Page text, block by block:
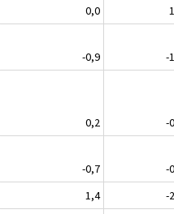
0,0
-0,9
-
0,2
-
-0,7
-
1,4
-